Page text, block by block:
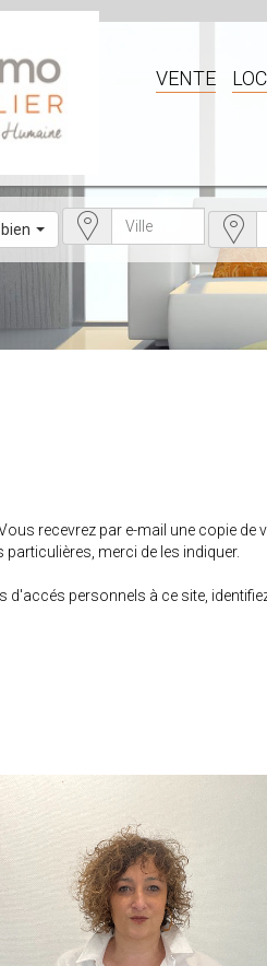
VENTE
recevrez par e-mail une copie de
merci de les indiquer.
d'accés personnels à ce site,